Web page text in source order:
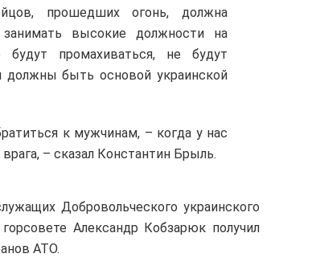
прошедших огонь, должна
высокие должности на
промахиваться, не будут
должны быть основой украинской
к мужчинам, – когда у нас
– сказал Константин Брыль.
Добровольческого украинского
Александр Кобзарюк получил
АТО.